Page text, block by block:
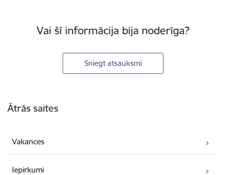
Vai šī informācija bija noderīga?
Sniegt atsauksmi
Ātrās saites
Vakances
Iepirkumi